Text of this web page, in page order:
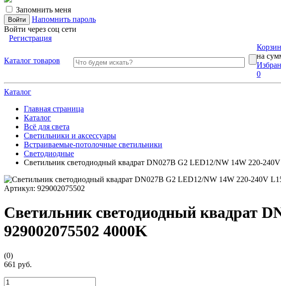
Запомнить меня
Напомнить пароль
Войти через соц сети
Регистрация
Каталог товаров
на
0
Каталог
Главная страница
Каталог
Всё для света
Светильники и аксессуары
Встраиваемые-потолочные светильники
Светодиодные
Светильник светодиодный квадрат DN027B G2 LED12/NW 14W 220-
Артикул: 929002075502
Светильник светодиодный квадрат
929002075502 4000K
(0)
661 руб.